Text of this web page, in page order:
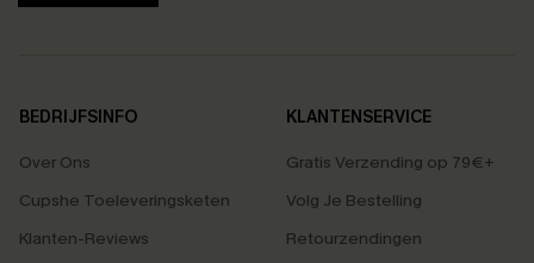
BEDRIJFSINFO
Over Ons
Cupshe Toeleveringsketen
Klanten-Reviews
KLANTENSERVICE
Gratis Verzending op 79€+
Volg Je Bestelling
Retourzendingen